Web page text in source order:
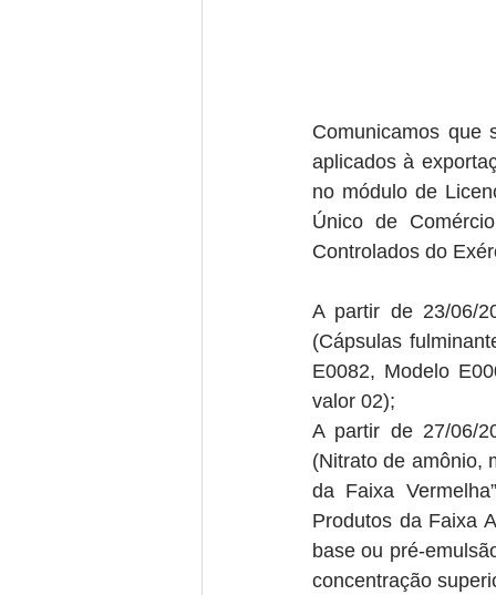
Comunicamos que
aplicados à
no módulo de
Único de
Controlados do
A partir de 23/06/
(Cápsulas
E0082, Modelo
valor 02);
A partir de 27/06/
(Nitrato de amônio,
da Faixa
Produtos da Faixa
base ou pré-
concentração